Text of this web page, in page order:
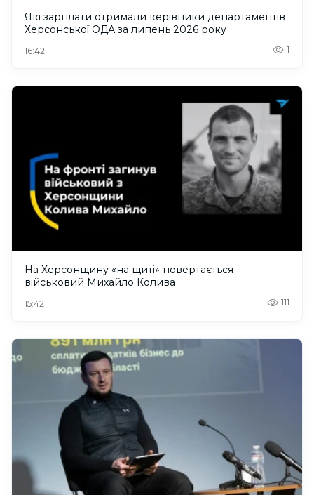
Які зарплати отримали керівники департаментів
Херсонської ОДА за липень 2026 року
16:42 1
На Херсонщину «на щиті» повертається
військовий Михайло Колива
15:42 111